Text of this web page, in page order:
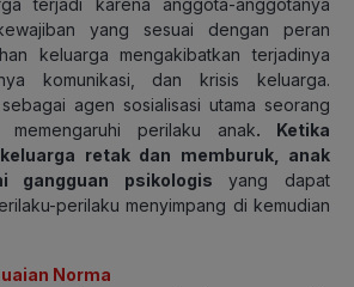
yang sesuai dengan peran
keluarga mengakibatkan terjadinya
komunikasi, dan krisis keluarga.
agen sosialisasi utama seorang
perilaku anak. Ketika
retak dan memburuk, anak
gangguan psikologis yang dapat
perilaku menyimpang di kemudian
Norma